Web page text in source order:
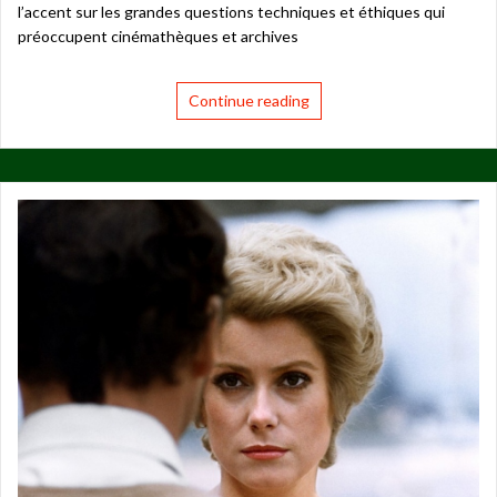
l’accent sur les grandes questions techniques et éthiques qui
préoccupent cinémathèques et archives
Continue reading